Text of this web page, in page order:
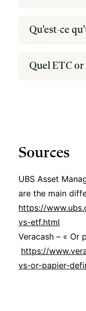
Qu'est-ce
Quel ETC or
Sources
UBS Asset
are the main
https://
vs-etf.html
Veracash – « Or
https://
vs-or-papier-